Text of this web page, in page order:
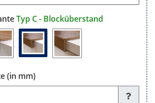
Typ C - Blocküberstand
(in mm)